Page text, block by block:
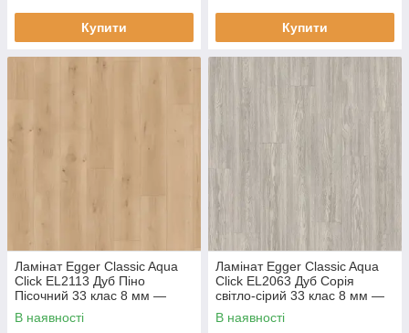
Купити Купити
Ламінат Egger Classic Aqua
Click EL2113 Дуб Піно
Пісочний 33 клас 8 мм —
вологостійкий ламінат 24
години, фаска 4V
В наявності
Ламінат Egger Classic Aqua
Click EL2063 Дуб Сорія
світло-сірий 33 клас 8 мм —
вологостійкий ламінат 24
години, фаска 4V
В наявності